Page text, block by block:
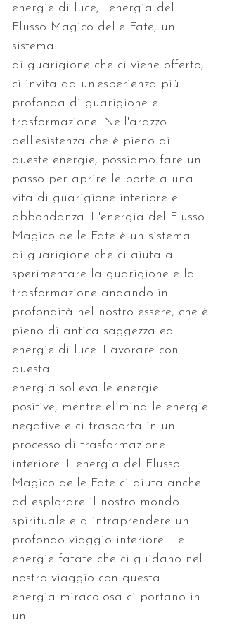
energie di luce, l'energia del
Flusso Magico delle Fate, un
sistema
di guarigione che ci viene offerto,
ci invita ad un'esperienza più
profonda di guarigione e
trasformazione. Nell'arazzo
dell'esistenza che è pieno di
queste energie, possiamo fare un
passo per aprire le porte a una
vita di guarigione interiore e
abbondanza. L'energia del Flusso
Magico delle Fate è un sistema
di guarigione che ci aiuta a
sperimentare la guarigione e la
trasformazione andando in
profondità nel nostro essere, che è
pieno di antica saggezza ed
energie di luce. Lavorare con
questa
energia solleva le energie
positive, mentre elimina le energie
negative e ci trasporta in un
processo di trasformazione
interiore. L'energia del Flusso
Magico delle Fate ci aiuta anche
ad esplorare il nostro mondo
spirituale e a intraprendere un
profondo viaggio interiore. Le
energie fatate che ci guidano nel
nostro viaggio con questa
energia miracolosa ci portano in
un